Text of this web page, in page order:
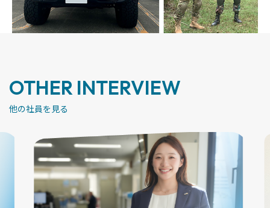
OTHER INTERVIEW
他の社員を見る